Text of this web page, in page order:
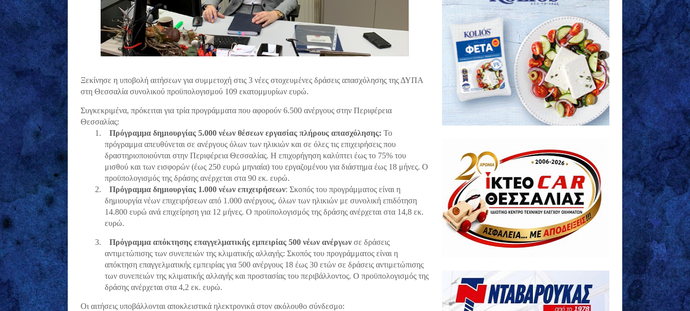
Ξεκίνησε η υποβολή αιτήσεων για συμμετοχή στις 3 νέες στοχευμένες δράσεις απασχόλησης της ΔΥΠΑ
στη Θεσσαλία συνολικού προϋπολογισμού 109 εκατομμυρίων ευρώ.
Συγκεκριμένα, πρόκειται για τρία προγράμματα που αφορούν 6.500 ανέργους στην Περιφέρεια
Θεσσαλίας:
1.
Πρόγραμμα δημιουργίας 5.000 νέων θέσεων εργασίας πλήρους απασχόλησης: Το
πρόγραμμα απευθύνεται σε ανέργους όλων των ηλικιών και σε όλες τις επιχειρήσεις που
δραστηριοποιούνται στην Περιφέρεια Θεσσαλίας. Η επιχορήγηση καλύπτει έως το 75% του
μισθού και των εισφορών (έως 250 ευρώ μηνιαία) του εργαζομένου για διάστημα έως 18 μήνες. Ο
προϋπολογισμός της δράσης ανέρχεται στα 90 εκ. ευρώ.
2.
Πρόγραμμα δημιουργίας 1.000 νέων επιχειρήσεων: Σκοπός του προγράμματος είναι η
δημιουργία νέων επιχειρήσεων από 1.000 ανέργους, όλων των ηλικιών με συνολική επιδότηση
14.800 ευρώ ανά επιχείρηση για 12 μήνες. Ο προϋπολογισμός της δράσης ανέρχεται στα 14,8 εκ.
ευρώ.
3. Πρόγραμμα απόκτησης επαγγελματικής εμπειρίας 500 νέων ανέργωνσε δράσεις
αντιμετώπισης των συνεπειών της κλιματικής αλλαγής: Σκοπός του προγράμματος είναι η
απόκτηση επαγγελματικής εμπειρίας για 500 ανέργους 18 έως 30 ετών σε δράσεις αντιμετώπισης
των συνεπειών της κλιματικής αλλαγής και προστασίας του περιβάλλοντος. Ο προϋπολογισμός της
δράσης ανέρχεται στα 4,2 εκ. ευρώ.
Οι αιτήσεις υποβάλλονται αποκλειστικά ηλεκτρονικά στον ακόλουθο σύνδεσμο: